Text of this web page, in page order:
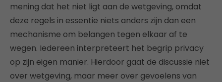
mening dat het niet ligt aan de wetgeving, omdat
deze regels in essentie niets anders zijn dan een
mechanisme om belangen tegen elkaar af te
wegen. Iedereen interpreteert het begrip privacy
op zijn eigen manier. Hierdoor gaat de discussie niet
over wetgeving, maar meer over gevoelens van